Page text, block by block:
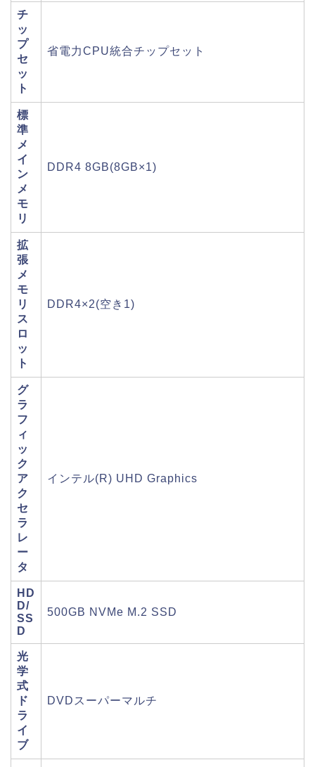
チ
ッ
プ
セ
ッ
ト
省電力CPU統合チップセット
標
準
メ
イ
ン
メ
モ
リ
DDR4 8GB(8GB×1)
拡
張
メ
モ
リ
ス
ロ
ッ
ト
DDR4×2(空き1)
グ
ラ
フ
ィ
ッ
ク
ア
ク
セ
ラ
レ
ー
タ
インテル(R) UHD Graphics
HD
D/
SS
D
500GB NVMe M.2 SSD
光
学
式
ド
ラ
イ
ブ
DVDスーパーマルチ